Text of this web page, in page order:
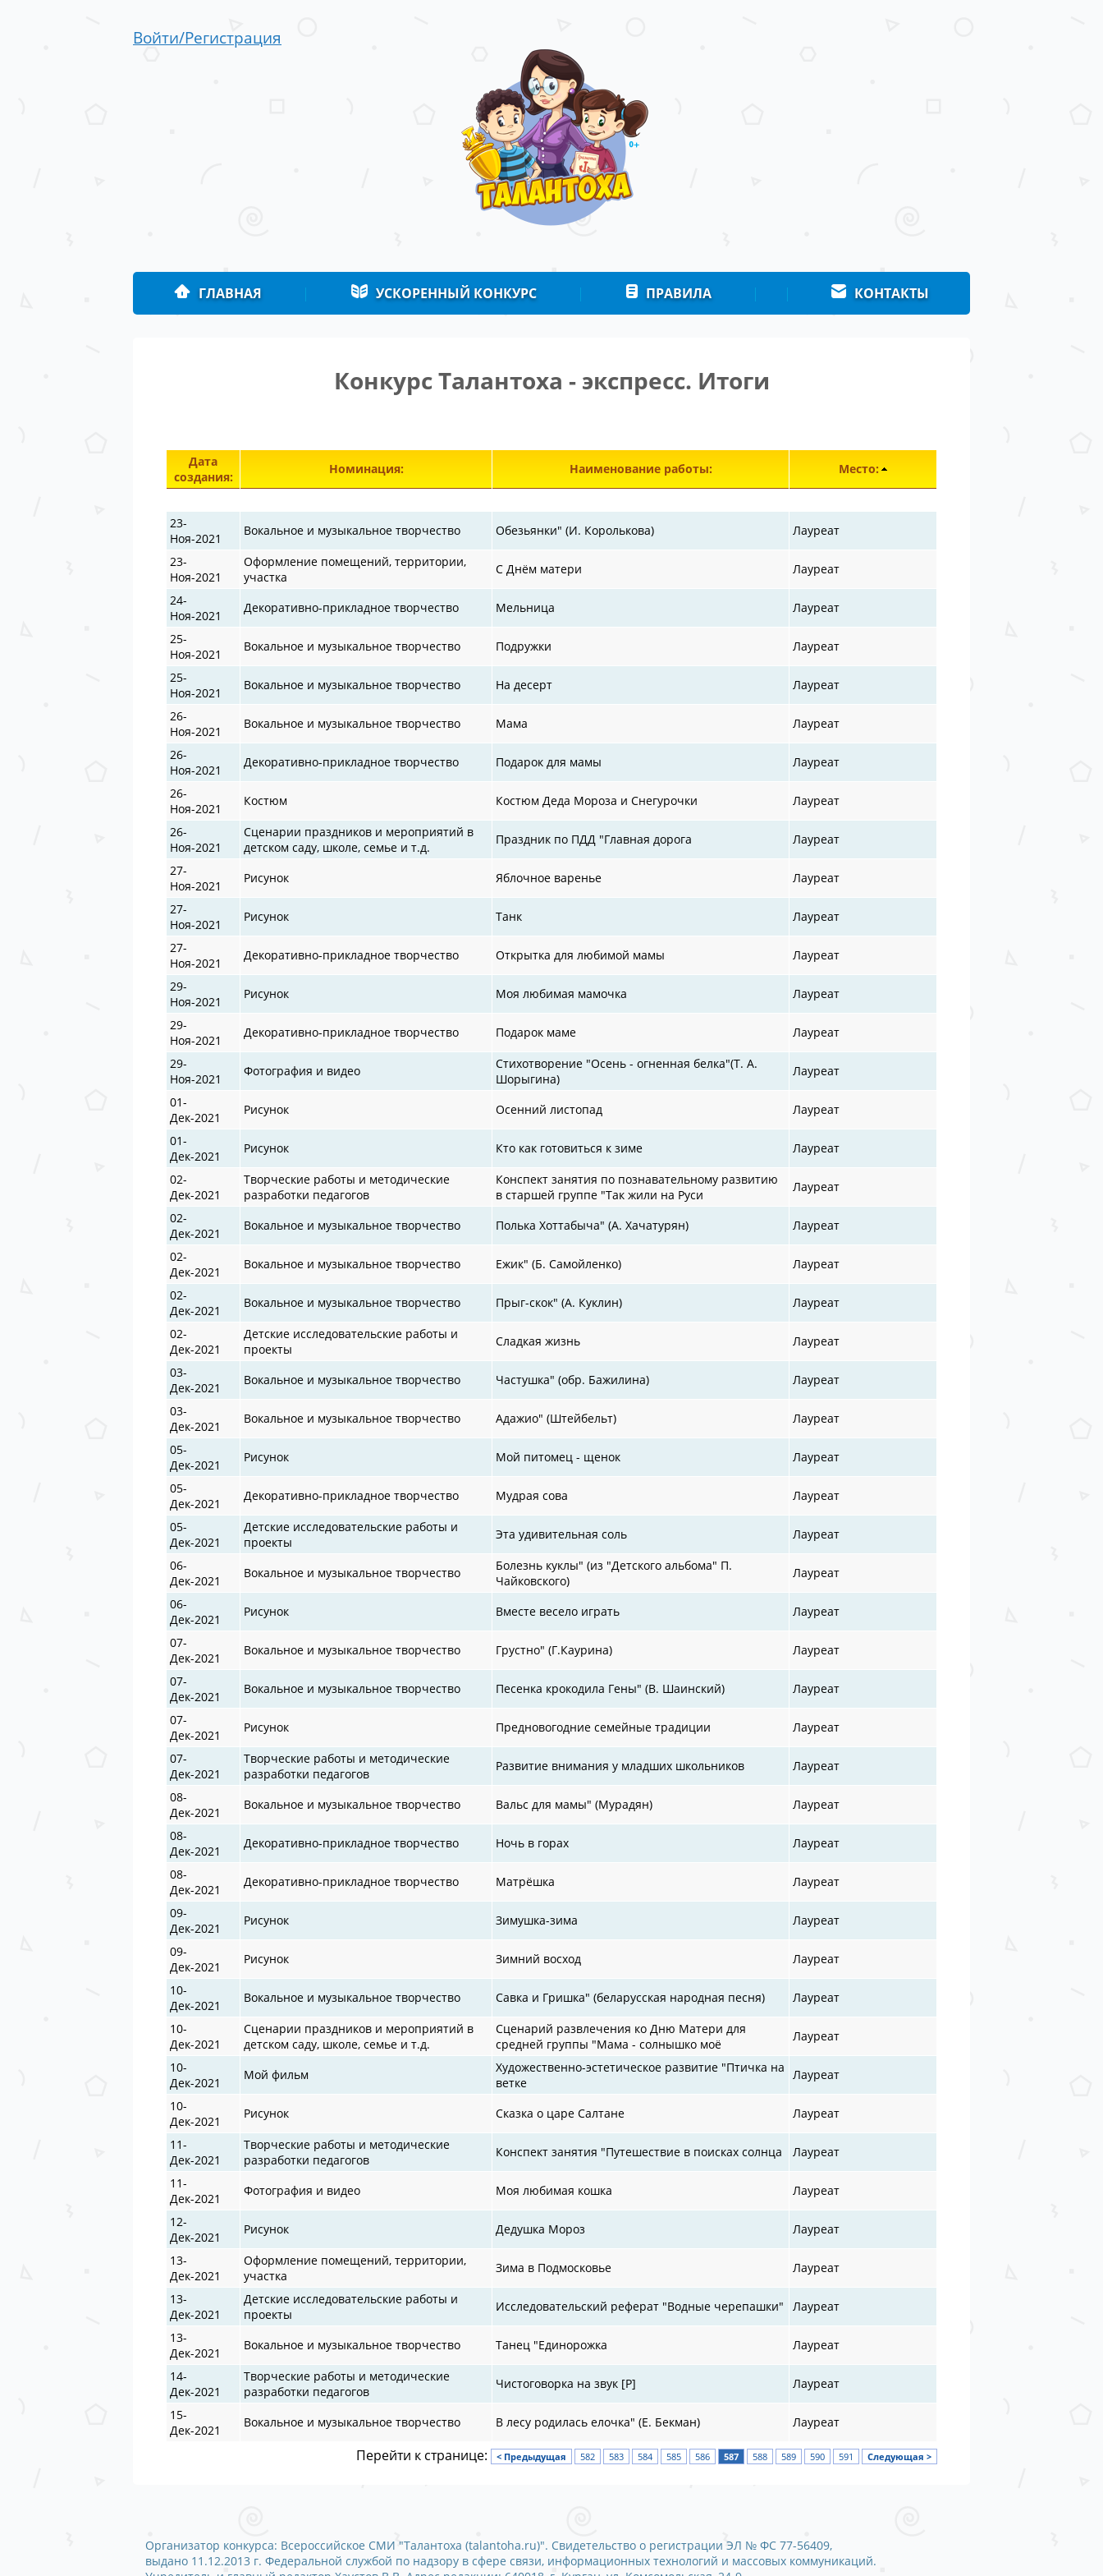
Войти/Регистрация
ГЛАВНАЯ | УСКОРЕННЫЙ КОНКУРС | ПРАВИЛА | | КОНТАКТЫ
Конкурс Талантоха - экспресс. Итоги
Дата
создания:
Номинация: Наименование работы: Место:
23-
Ноя-2021
Вокальное и музыкальное творчество Обезьянки" (И. Королькова)
Лауреат
23-
Ноя-2021
Оформление помещений, территории,
участка
С Днём матери
Лауреат
24-
Ноя-2021
Декоративно-прикладное творчество Мельница
Лауреат
25-
Ноя-2021
Вокальное и музыкальное творчество Подружки
Лауреат
25-
Ноя-2021
Вокальное и музыкальное творчество На десерт
Лауреат
26-
Ноя-2021
Вокальное и музыкальное творчество Мама
Лауреат
26-
Ноя-2021
Декоративно-прикладное творчество Подарок для мамы
Лауреат
26-
Ноя-2021
Костюм Костюм Деда Мороза и Снегурочки
Лауреат
26-
Ноя-2021
Сценарии праздников и мероприятий в
детском саду, школе, семье и т.д.
Праздник по ПДД "Главная дорога
Лауреат
27-
Ноя-2021
Рисунок Яблочное варенье
Лауреат
27-
Ноя-2021
Рисунок Танк
Лауреат
27-
Ноя-2021
Декоративно-прикладное творчество Открытка для любимой мамы
Лауреат
29-
Ноя-2021
Рисунок Моя любимая мамочка
Лауреат
29-
Ноя-2021
Декоративно-прикладное творчество Подарок маме
Лауреат
29-
Ноя-2021
Фотография и видео
Стихотворение "Осень - огненная белка"(Т. А.
Шорыгина)
Лауреат
01-
Дек-2021
Рисунок Осенний листопад
Лауреат
01-
Дек-2021
Рисунок Кто как готовиться к зиме
Лауреат
02-
Дек-2021
Творческие работы и методические
разработки педагогов
Конспект занятия по познавательному развитию
в старшей группе "Так жили на Руси
Лауреат
02-
Дек-2021
Вокальное и музыкальное творчество Полька Хоттабыча" (А. Хачатурян)
Лауреат
02-
Дек-2021
Вокальное и музыкальное творчество Ежик" (Б. Самойленко)
Лауреат
02-
Дек-2021
Вокальное и музыкальное творчество Прыг-скок" (А. Куклин)
Лауреат
02-
Дек-2021
Детские исследовательские работы и
проекты
Сладкая жизнь
Лауреат
03-
Дек-2021
Вокальное и музыкальное творчество Частушка" (обр. Бажилина)
Лауреат
03-
Дек-2021
Вокальное и музыкальное творчество Адажио" (Штейбельт)
Лауреат
05-
Дек-2021
Рисунок Мой питомец - щенок
Лауреат
05-
Дек-2021
Декоративно-прикладное творчество Мудрая сова
Лауреат
05-
Дек-2021
Детские исследовательские работы и
проекты
Эта удивительная соль
Лауреат
06-
Дек-2021
Вокальное и музыкальное творчество
Болезнь куклы" (из "Детского альбома" П.
Чайковского)
Лауреат
06-
Дек-2021
Рисунок Вместе весело играть
Лауреат
07-
Дек-2021
Вокальное и музыкальное творчество Грустно" (Г.Каурина)
Лауреат
07-
Дек-2021
Вокальное и музыкальное творчество Песенка крокодила Гены" (В. Шаинский)
Лауреат
07-
Дек-2021
Рисунок Предновогодние семейные традиции
Лауреат
07-
Дек-2021
Творческие работы и методические
разработки педагогов
Развитие внимания у младших школьников
Лауреат
08-
Дек-2021
Вокальное и музыкальное творчество Вальс для мамы" (Мурадян)
Лауреат
08-
Дек-2021
Декоративно-прикладное творчество Ночь в горах
Лауреат
08-
Дек-2021
Декоративно-прикладное творчество Матрёшка
Лауреат
09-
Дек-2021
Рисунок Зимушка-зима
Лауреат
09-
Дек-2021
Рисунок Зимний восход
Лауреат
10-
Дек-2021
Вокальное и музыкальное творчество Савка и Гришка" (беларусская народная песня)
Лауреат
10-
Дек-2021
Сценарии праздников и мероприятий в
детском саду, школе, семье и т.д.
Сценарий развлечения ко Дню Матери для
средней группы "Мама - солнышко моё
Лауреат
10-
Дек-2021
Мой фильм
Художественно-эстетическое развитие "Птичка на
ветке
Лауреат
10-
Дек-2021
Рисунок Сказка о царе Салтане
Лауреат
11-
Дек-2021
Творческие работы и методические
разработки педагогов
Конспект занятия "Путешествие в поисках солнца
Лауреат
11-
Дек-2021
Фотография и видео Моя любимая кошка
Лауреат
12-
Дек-2021
Рисунок Дедушка Мороз
Лауреат
13-
Дек-2021
Оформление помещений, территории,
участка
Зима в Подмосковье
Лауреат
13-
Дек-2021
Детские исследовательские работы и
проекты
Исследовательский реферат "Водные черепашки"
Лауреат
13-
Дек-2021
Вокальное и музыкальное творчество Танец "Единорожка
Лауреат
14-
Дек-2021
Творческие работы и методические
разработки педагогов
Чистоговорка на звук [Р]
Лауреат
15-
Дек-2021
Вокальное и музыкальное творчество В лесу родилась елочка" (Е. Бекман) Лауреат
Перейти к странице: < Предыдущая 582 583 584 585 586 587 588 589 590 591 Следующая >
Организатор конкурса: Всероссийское СМИ "Талантоха (talantoha.ru)". Свидетельство о регистрации ЭЛ № ФС 77-56409,
выдано 11.12.2013 г. Федеральной службой по надзору в сфере связи, информационных технологий и массовых коммуникаций.